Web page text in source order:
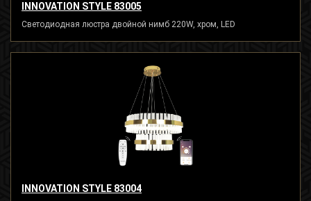
INNOVATION STYLE 83005
Светодиодная люстра двойной нимб 220W, хром, LED
INNOVATION STYLE 83004